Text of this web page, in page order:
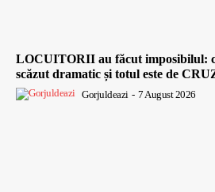
LOCUITORII au făcut imposibilul:
scăzut dramatic și totul este de
Gorjuldeazi - 7 August 2026